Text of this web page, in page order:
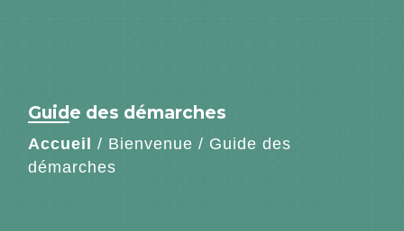
Guide des démarches
Accueil / Bienvenue / Guide des
démarches